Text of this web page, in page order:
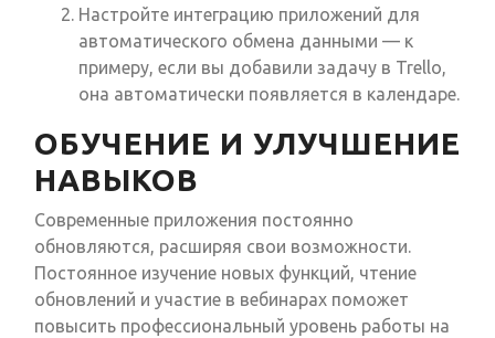
Настройте интеграцию приложений для
автоматического обмена данными — к
примеру, если вы добавили задачу в Trello,
она автоматически появляется в календаре.
ОБУЧЕНИЕ И УЛУЧШЕНИЕ
НАВЫКОВ
Современные приложения постоянно
обновляются, расширяя свои возможности.
Постоянное изучение новых функций, чтение
обновлений и участие в вебинарах поможет
повысить профессиональный уровень работы на